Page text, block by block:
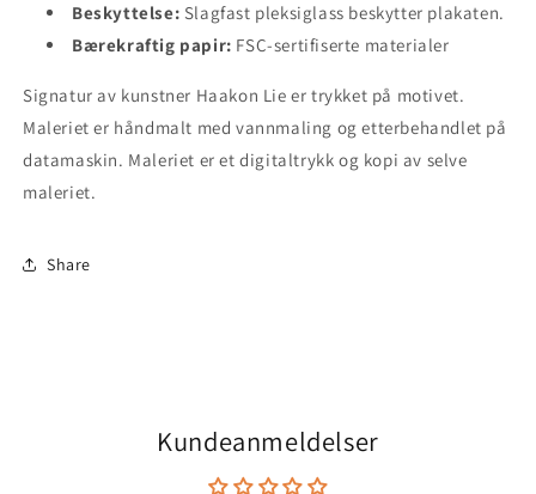
Beskyttelse: Slagfast pleksiglass beskytter plakaten.
Bærekraftig papir: FSC‑sertifiserte materialer
Signatur av kunstner Haakon Lie er trykket på motivet.
Maleriet er håndmalt med vannmaling og etterbehandlet på
datamaskin. Maleriet er et digitaltrykk og kopi av selve
maleriet.
Share
Kundeanmeldelser